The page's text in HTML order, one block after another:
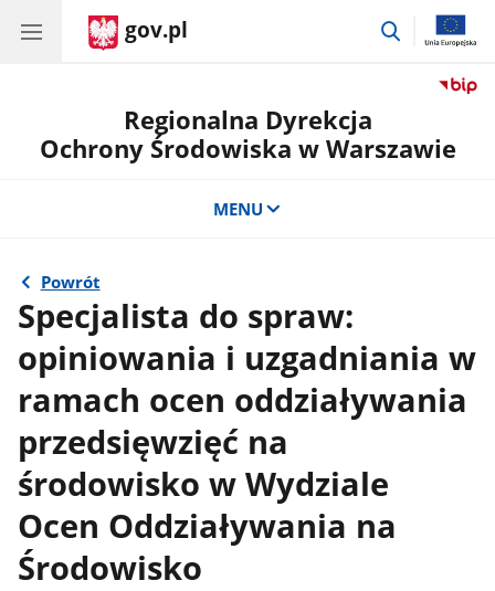
gov.pl
przejdź
Regionalna Dyrekcja
Ochrony Środowiska w Warszawie
MENU
Powrót
Specjalista do spraw:
opiniowania i uzgadniania w
ramach ocen oddziaływania
przedsięwzięć na
środowisko w Wydziale
Ocen Oddziaływania na
Środowisko